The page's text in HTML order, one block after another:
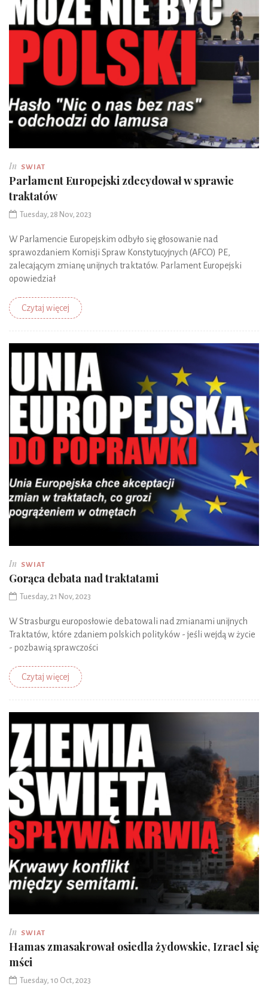
In SWIAT
Parlament Europejski zdecydował w sprawie
traktatów
Tuesday, 28 Nov, 2023
W Parlamencie Europejskim odbyło się głosowanie nad
sprawozdaniem Komisji Spraw Konstytucyjnych (AFCO) PE,
zalecającym zmianę unijnych traktatów. Parlament Europejski
opowiedział
Czytaj więcej
In SWIAT
Gorąca debata nad traktatami
Tuesday, 21 Nov, 2023
W Strasburgu europosłowie debatowali nad zmianami unijnych
Traktatów, które zdaniem polskich polityków - jeśli wejdą w życie
- pozbawią sprawczości
Czytaj więcej
In SWIAT
Hamas zmasakrował osiedla żydowskie, Izrael się
mści
Tuesday, 10 Oct, 2023